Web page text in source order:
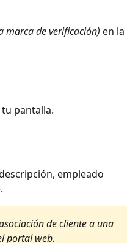
marca de verificación) en la
pantalla.
empleado
de cliente a una
portal web.